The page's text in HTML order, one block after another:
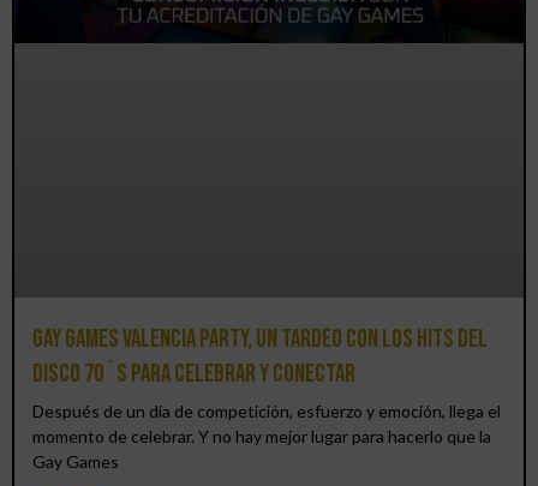
Gay Games Valencia Party, un tardeo con los hits del
DISCO 70´S para celebrar y conectar
Después de un día de competición, esfuerzo y emoción, llega el
momento de celebrar. Y no hay mejor lugar para hacerlo que la
Gay Games